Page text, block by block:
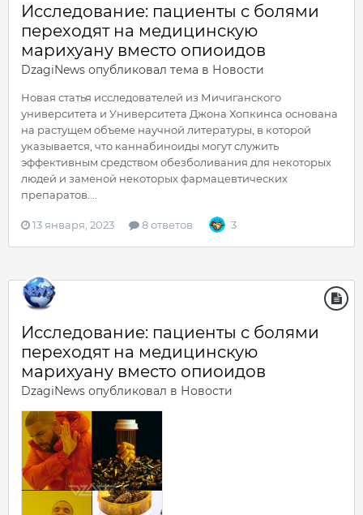
Исследование: пациенты с болями
переходят на медицинскую
марихуану вместо опиоидов
DzagiNews опубликовал тема в Новости
Новая статья исследователей из Мичиганского
университета и Университета Джона Хопкинса основана
на растущем объеме научной литературы, в которой
указывается, что каннабиноиды могут служить
эффективным средством обезболивания для некоторых
людей и заменой некоторых фармацевтических
препаратов....
13 января, 2023 8 ответов 3
Исследование: пациенты с болями
переходят на медицинскую
марихуану вместо опиоидов
DzagiNews опубликовал в Новости